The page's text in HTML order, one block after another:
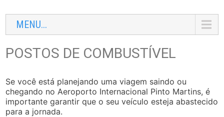
MENU...
POSTOS DE COMBUSTÍVEL
Se você está planejando uma viagem saindo ou
chegando no Aeroporto Internacional Pinto Martins, é
importante garantir que o seu veículo esteja abastecido
para a jornada.